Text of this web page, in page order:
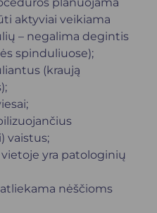
aktyviai veikiama
– negalima degintis
spinduliuose);
(kraują
vaistus;
yra patologinių
nėščioms